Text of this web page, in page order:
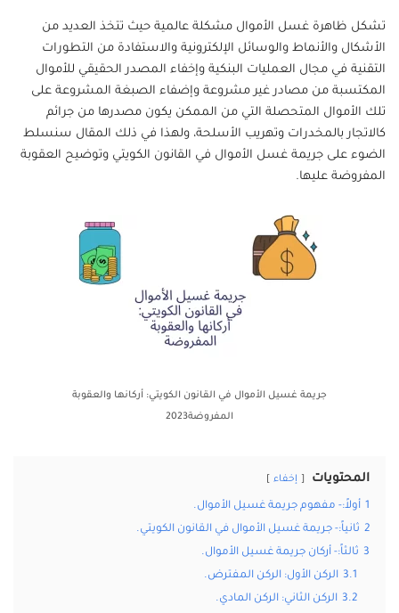
تشكل ظاهرة غسل الأموال مشكلة عالمية حيث تتخذ العديد من
الأشكال والأنماط والوسائل الإلكترونية والاستفادة من التطورات
التقنية في مجال العمليات البنكية وإخفاء المصدر الحقيقي للأموال
المكتسبة من مصادر غير مشروعة وإضفاء الصبغة المشروعة على
تلك الأموال المتحصلة التي من الممكن يكون مصدرها من جرائم
كالاتجار بالمخدرات وتهريب الأسلحة، ولهذا في ذلك المقال سنسلط
الضوء على جريمة غسل الأموال في القانون الكويتي وتوضيح العقوبة
المفروضة عليها.
جريمة غسيل الأموال في القانون الكويتي: أركانها والعقوبة
المفروضة2023
المحتويات إخفاء
1 أولاً:- مفهوم جريمة غسيل الأموال.
2 ثانياً:- جريمة غسيل الأموال في القانون الكويتي.
3 ثالثاً:- أركان جريمة غسيل الأموال.
3.1 الركن الأول: الركن المفترض.
3.2 الركن الثاني: الركن المادي.